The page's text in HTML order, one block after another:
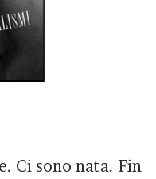
Ci sono nata. Fin